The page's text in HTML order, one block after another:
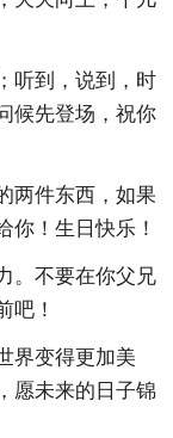
听到，说到，时
候先登场，祝你
两件东西，如果
你！生日快乐！
。不要在你父兄
吧！
界变得更加美
愿未来的日子锦